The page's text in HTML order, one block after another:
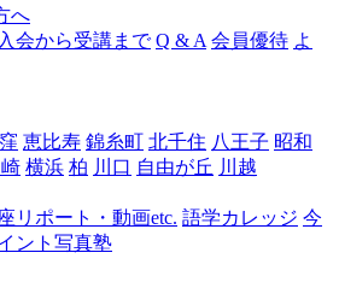
へ
入会から受講まで Q & A 会員優待 よ
恵比寿 錦糸町 北千住 八王子 昭和
横浜 柏 川口 自由が丘 川越
リポート・動画etc. 語学カレッジ 今
ント写真塾